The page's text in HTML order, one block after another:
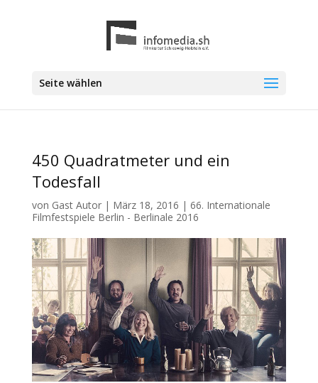
Seite wählen
450 Quadratmeter und ein
Todesfall
von Gast Autor| März 18, 2016 | 66. Internationale
Filmfestspiele Berlin - Berlinale 2016